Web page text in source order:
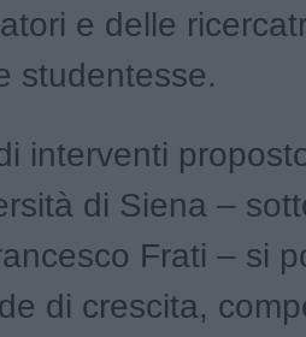
e delle
studentesse.
interventi
di Siena –
Frati – si
di crescita,